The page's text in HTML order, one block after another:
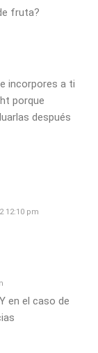
fruta?
incorpores a ti
porque
después
12:10 pm
en el caso de